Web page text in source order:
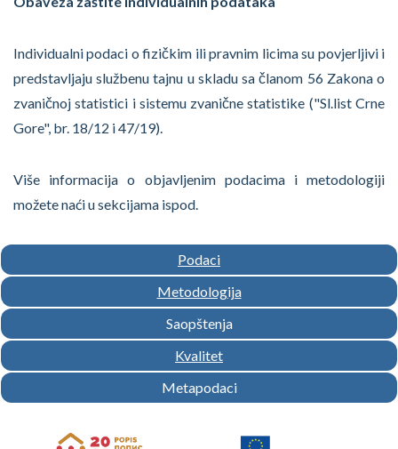
Individualni podaci o fizičkim ili pravnim licima su povjerljivi i
predstavljaju službenu tajnu u skladu sa članom 56 Zakona o
zvaničnoj statistici i sistemu zvanične statistike ("Sl.list Crne
Gore", br. 18/12 i 47/19).
Više informacija o objavljenim podacima i metodologiji
možete naći u sekcijama ispod.
Podaci
Metodologija
Saopštenja
Kvalitet
Metapodaci